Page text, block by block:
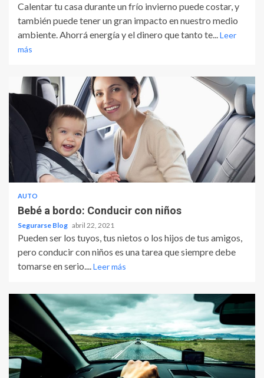
Calentar tu casa durante un frío invierno puede costar, y
también puede tener un gran impacto en nuestro medio
ambiente. Ahorrá energía y el dinero que tanto te...Leer
más
AUTO
Bebé a bordo: Conducir con niños
Segurarse Blog abril 22, 2021
Pueden ser los tuyos, tus nietos o los hijos de tus amigos,
pero conducir con niños es una tarea que siempre debe
tomarse en serio....Leer más